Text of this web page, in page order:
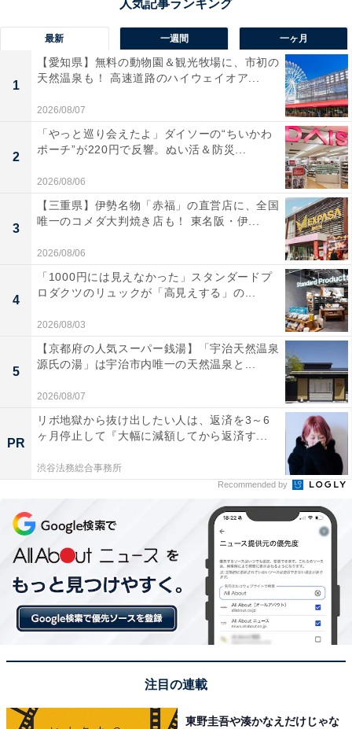
天赦日は暦の中で最も縁起のいい日
天赦日（てんしゃび・てんしゃにち）は、年にわずか
5〜6回しか訪れない非常に貴重な「最強の開運日」。日
本の暦の中でも特に縁起のいい日といわれています。
「天が万物の罪を赦（ゆる）す日」とされており、この
日にスタートさせたことは何事も順調に進み、成功しや
すいとされています。そのため、新しいことを始めるの
に最適な日であり、結婚、引っ越し、開業、契約など、
人生の節目や転機となるような重要な決断やアクション
に向いています。
また、さまざまな障害が取り払われるとされることか
ら、これまでうまくいかなかったことに再挑戦したり、
途中で諦めてしまったことを再スタートしたりする絶好
一粒万倍日に起こした行動は大きな成果につなが
最新 一週間 一ヶ月
1
【愛知県】無料の動物園＆観光牧場に、市初の
天然温泉も！ 高速道路のハイウェイオア...
2026/08/07
2
「やっと巡り会えたよ」ダイソーの“ちいかわ
ポーチ”が220円で反響。ぬい活＆防災...
2026/08/06
3
【三重県】伊勢名物「赤福」の直営店に、全国
唯一のコメダ大判焼き店も！ 東名阪・伊...
2026/08/06
4
「1000円には見えなかった」スタンダードプ
ロダクツのリュックが「高見えする」の...
2026/08/03
5
【京都府の人気スーパー銭湯】「宇治天然温泉
源氏の湯」は宇治市内唯一の天然温泉と...
2026/08/07
PR
リボ地獄から抜け出したい人は、返済を3～6
ヶ月停止して『大幅に減額してから返済す...
渋谷法務総合事務所
Recommended by
注目の連載
東野圭吾や湊かなえだけじゃな